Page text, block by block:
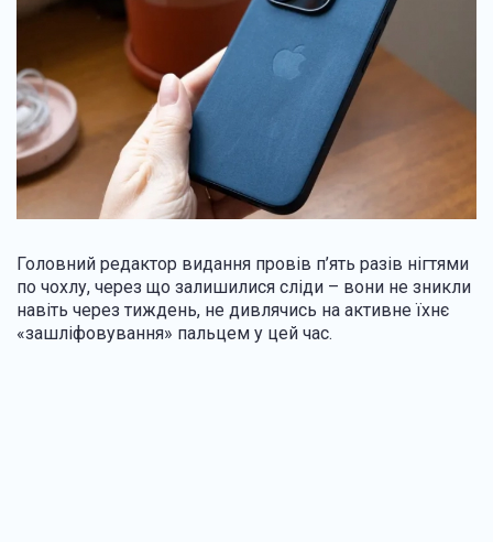
Головний редактор видання провів п’ять разів нігтями
по чохлу, через що залишилися сліди – вони не зникли
навіть через тиждень, не дивлячись на активне їхнє
«зашліфовування» пальцем у цей час.